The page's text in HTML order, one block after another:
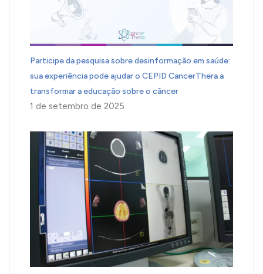
Participe da pesquisa sobre desinformação em saúde:
sua experiência pode ajudar o CEPID CancerThera a
transformar a educação sobre o câncer
1 de setembro de 2025